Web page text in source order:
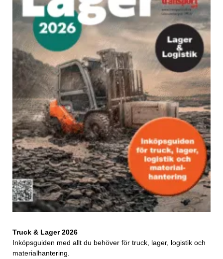
Truck & Lager 2026
Inköpsguiden med allt du behöver för truck, lager, logistik och
materialhantering.